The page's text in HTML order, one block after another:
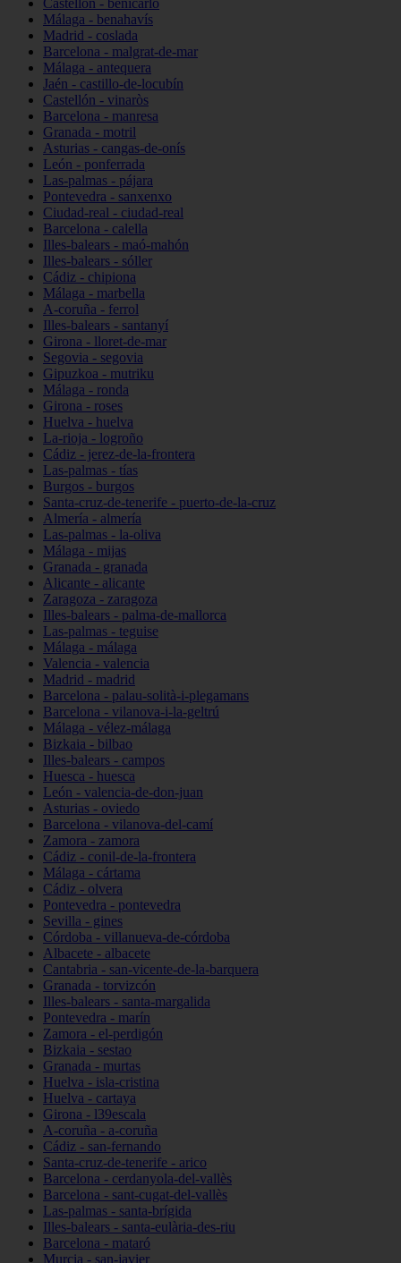
Castellón - benicarló
Málaga - benahavís
Madrid - coslada
Barcelona - malgrat-de-mar
Málaga - antequera
Jaén - castillo-de-locubín
Castellón - vinaròs
Barcelona - manresa
Granada - motril
Asturias - cangas-de-onís
León - ponferrada
Las-palmas - pájara
Pontevedra - sanxenxo
Ciudad-real - ciudad-real
Barcelona - calella
Illes-balears - maó-mahón
Illes-balears - sóller
Cádiz - chipiona
Málaga - marbella
A-coruña - ferrol
Illes-balears - santanyí
Girona - lloret-de-mar
Segovia - segovia
Gipuzkoa - mutriku
Málaga - ronda
Girona - roses
Huelva - huelva
La-rioja - logroño
Cádiz - jerez-de-la-frontera
Las-palmas - tías
Burgos - burgos
Santa-cruz-de-tenerife - puerto-de-la-cruz
Almería - almería
Las-palmas - la-oliva
Málaga - mijas
Granada - granada
Alicante - alicante
Zaragoza - zaragoza
Illes-balears - palma-de-mallorca
Las-palmas - teguise
Málaga - málaga
Valencia - valencia
Madrid - madrid
Barcelona - palau-solità-i-plegamans
Barcelona - vilanova-i-la-geltrú
Málaga - vélez-málaga
Bizkaia - bilbao
Illes-balears - campos
Huesca - huesca
León - valencia-de-don-juan
Asturias - oviedo
Barcelona - vilanova-del-camí
Zamora - zamora
Cádiz - conil-de-la-frontera
Málaga - cártama
Cádiz - olvera
Pontevedra - pontevedra
Sevilla - gines
Córdoba - villanueva-de-córdoba
Albacete - albacete
Cantabria - san-vicente-de-la-barquera
Granada - torvizcón
Illes-balears - santa-margalida
Pontevedra - marín
Zamora - el-perdigón
Bizkaia - sestao
Granada - murtas
Huelva - isla-cristina
Huelva - cartaya
Girona - l39escala
A-coruña - a-coruña
Cádiz - san-fernando
Santa-cruz-de-tenerife - arico
Barcelona - cerdanyola-del-vallès
Barcelona - sant-cugat-del-vallès
Las-palmas - santa-brígida
Illes-balears - santa-eulària-des-riu
Barcelona - mataró
Murcia - san-javier